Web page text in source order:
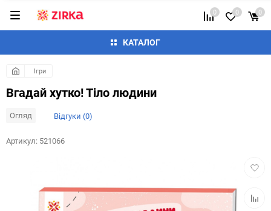
КАТАЛОГ
0 0 0
Ігри
Вгадай хутко! Тіло людини
Огляд Відгуки (0)
до
Артикул: 521066